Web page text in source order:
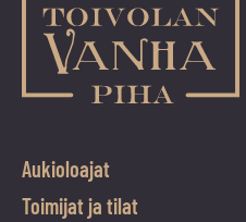
Aukioloajat
Toimijat ja tilat